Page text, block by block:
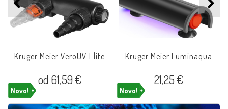
Novo!
Kruger Meier VeroUV Elite
od 61,59 €
Novo!
Kruger Meier Luminaqua
21,25 €